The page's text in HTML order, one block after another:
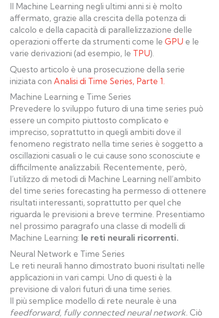
Il Machine Learning negli ultimi anni si è molto
affermato, grazie alla crescita della potenza di
calcolo e della capacità di parallelizzazione delle
operazioni offerte da strumenti come le GPU e le
varie derivazioni (ad esempio, le TPU).
Questo articolo è una prosecuzione della serie
iniziata con Analisi di Time Series, Parte 1.
Machine Learning e Time Series
Prevedere lo sviluppo futuro di una time series può
essere un compito piuttosto complicato e
impreciso, soprattutto in quegli ambiti dove il
fenomeno registrato nella time series è soggetto a
oscillazioni casuali o le cui cause sono sconosciute e
difficilmente analizzabili. Recentemente, però,
l’utilizzo di metodi di Machine Learning nell’ambito
del time series forecasting ha permesso di ottenere
risultati interessanti, soprattutto per quel che
riguarda le previsioni a breve termine. Presentiamo
nel prossimo paragrafo una classe di modelli di
Machine Learning: le reti neurali ricorrenti.
Neural Network e Time Series
Le reti neurali hanno dimostrato buoni risultati nelle
applicazioni in vari campi. Uno di questi è la
previsione di valori futuri di una time series.
Il più semplice modello di rete neurale è una
feedforward, fully connected neural network. Ciò